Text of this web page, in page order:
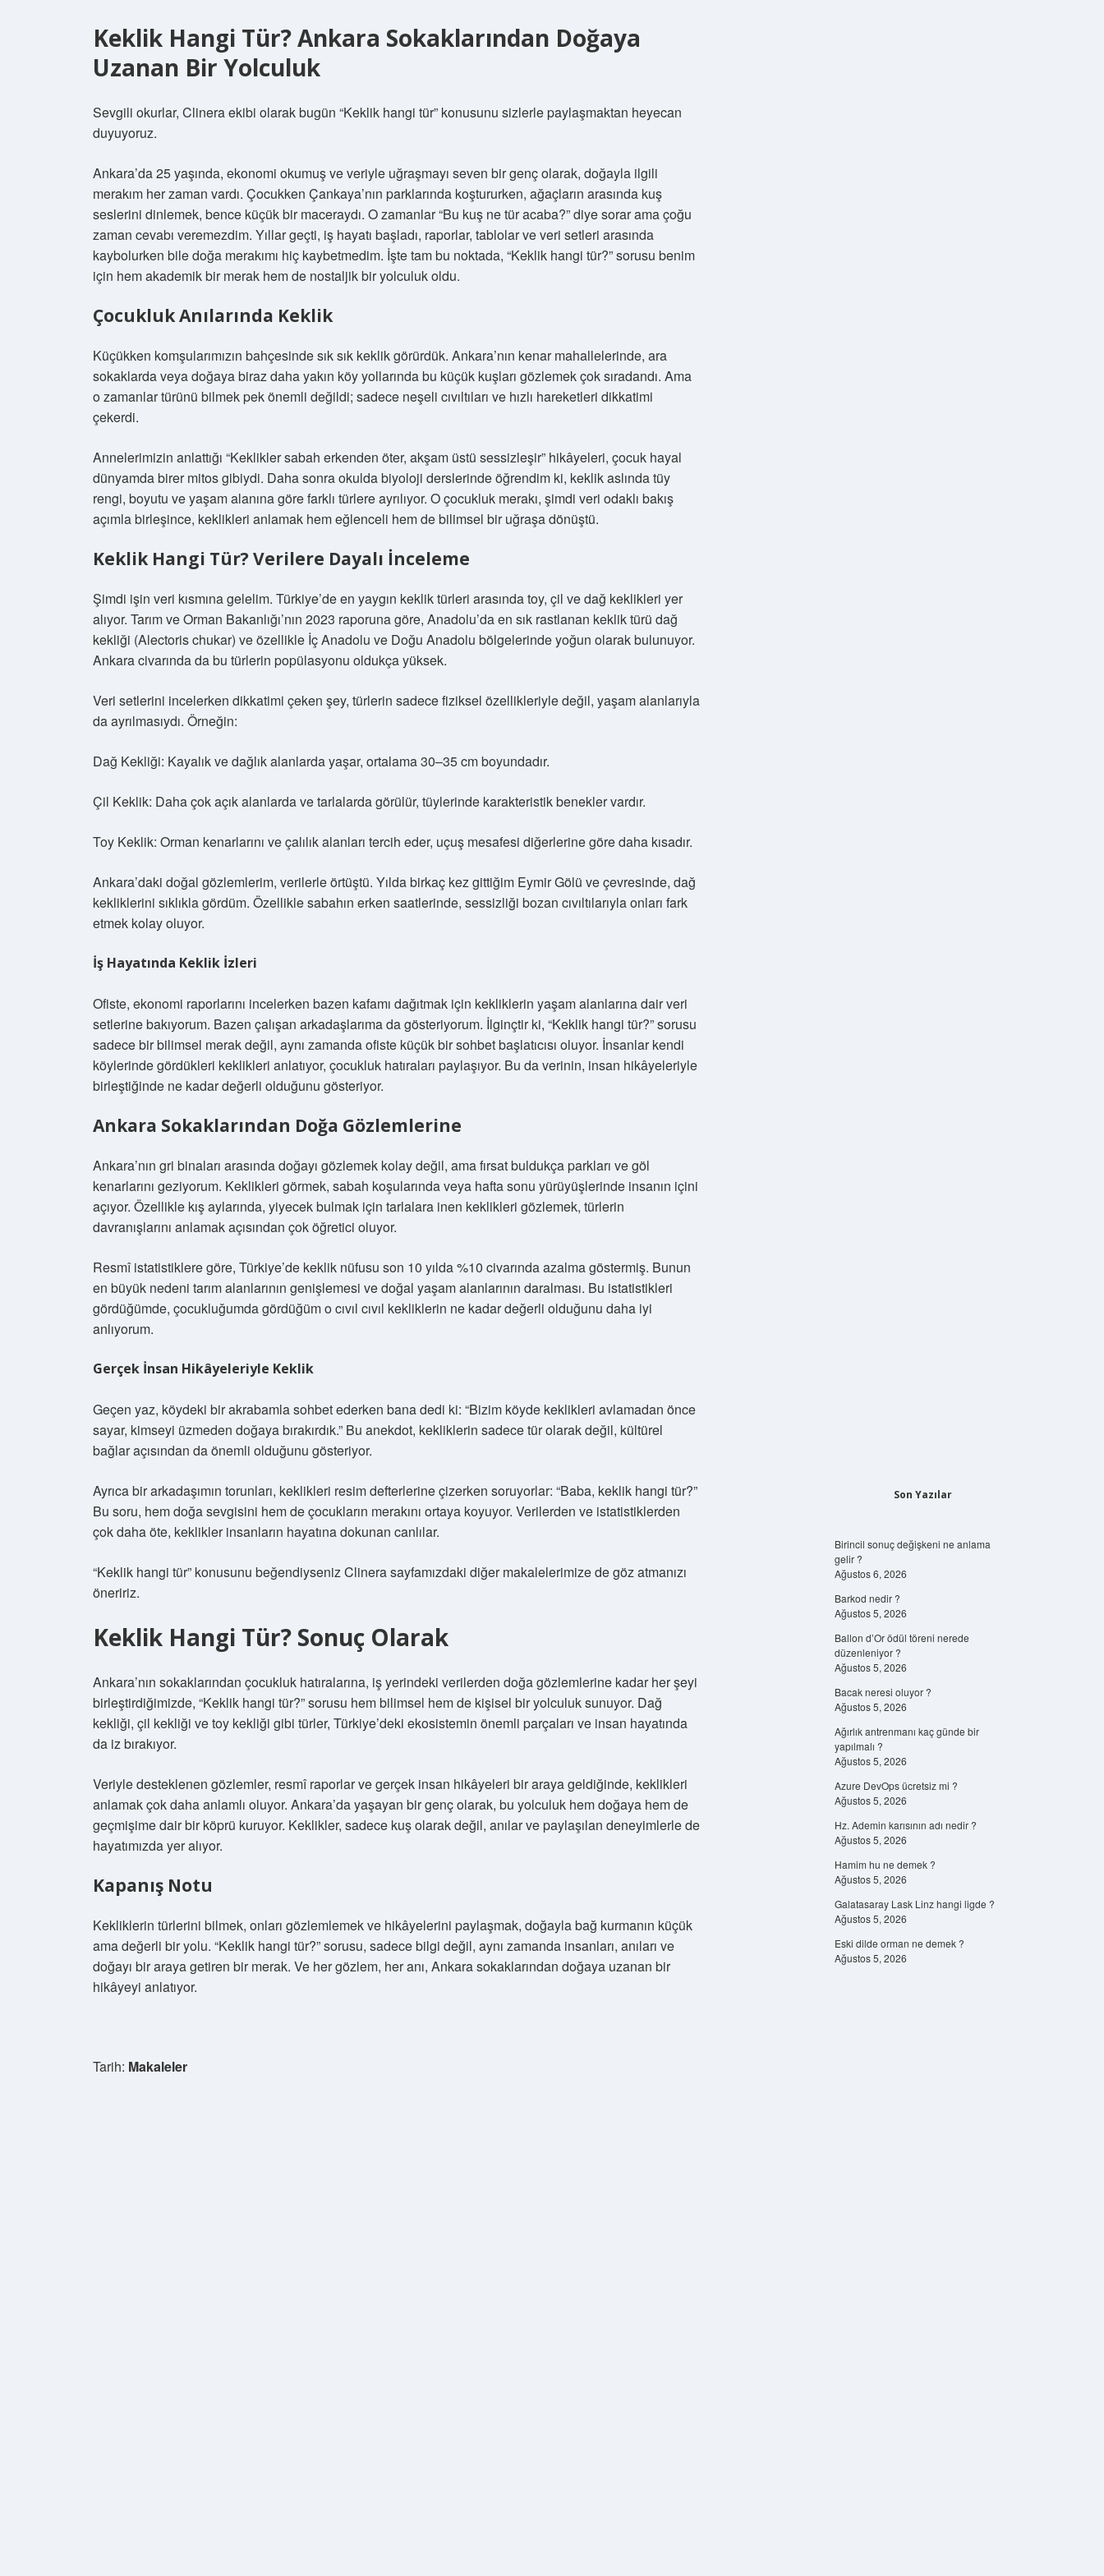
Keklik Hangi Tür? Ankara Sokaklarından Doğaya
Uzanan Bir Yolculuk
Sevgili okurlar, Clinera ekibi olarak bugün “Keklik hangi tür” konusunu sizlerle paylaşmaktan heyecan
duyuyoruz.
Ankara’da 25 yaşında, ekonomi okumuş ve veriyle uğraşmayı seven bir genç olarak, doğayla ilgili
merakım her zaman vardı. Çocukken Çankaya’nın parklarında koştururken, ağaçların arasında kuş
seslerini dinlemek, bence küçük bir maceraydı. O zamanlar “Bu kuş ne tür acaba?” diye sorar ama çoğu
zaman cevabı veremezdim. Yıllar geçti, iş hayatı başladı, raporlar, tablolar ve veri setleri arasında
kaybolurken bile doğa merakımı hiç kaybetmedim. İşte tam bu noktada, “Keklik hangi tür?” sorusu benim
için hem akademik bir merak hem de nostaljik bir yolculuk oldu.
Çocukluk Anılarında Keklik
Küçükken komşularımızın bahçesinde sık sık keklik görürdük. Ankara’nın kenar mahallelerinde, ara
sokaklarda veya doğaya biraz daha yakın köy yollarında bu küçük kuşları gözlemek çok sıradandı. Ama
o zamanlar türünü bilmek pek önemli değildi; sadece neşeli cıvıltıları ve hızlı hareketleri dikkatimi
çekerdi.
Annelerimizin anlattığı “Keklikler sabah erkenden öter, akşam üstü sessizleşir” hikâyeleri, çocuk hayal
dünyamda birer mitos gibiydi. Daha sonra okulda biyoloji derslerinde öğrendim ki, keklik aslında tüy
rengi, boyutu ve yaşam alanına göre farklı türlere ayrılıyor. O çocukluk merakı, şimdi veri odaklı bakış
açımla birleşince, keklikleri anlamak hem eğlenceli hem de bilimsel bir uğraşa dönüştü.
Keklik Hangi Tür? Verilere Dayalı İnceleme
Şimdi işin veri kısmına gelelim. Türkiye’de en yaygın keklik türleri arasında toy, çil ve dağ keklikleri yer
alıyor. Tarım ve Orman Bakanlığı’nın 2023 raporuna göre, Anadolu’da en sık rastlanan keklik türü dağ
kekliği (Alectoris chukar) ve özellikle İç Anadolu ve Doğu Anadolu bölgelerinde yoğun olarak bulunuyor.
Ankara civarında da bu türlerin popülasyonu oldukça yüksek.
Veri setlerini incelerken dikkatimi çeken şey, türlerin sadece fiziksel özellikleriyle değil, yaşam alanlarıyla
da ayrılmasıydı. Örneğin:
Dağ Kekliği: Kayalık ve dağlık alanlarda yaşar, ortalama 30–35 cm boyundadır.
Çil Keklik: Daha çok açık alanlarda ve tarlalarda görülür, tüylerinde karakteristik benekler vardır.
Toy Keklik: Orman kenarlarını ve çalılık alanları tercih eder, uçuş mesafesi diğerlerine göre daha kısadır.
Ankara’daki doğal gözlemlerim, verilerle örtüştü. Yılda birkaç kez gittiğim Eymir Gölü ve çevresinde, dağ
kekliklerini sıklıkla gördüm. Özellikle sabahın erken saatlerinde, sessizliği bozan cıvıltılarıyla onları fark
etmek kolay oluyor.
İş Hayatında Keklik İzleri
Ofiste, ekonomi raporlarını incelerken bazen kafamı dağıtmak için kekliklerin yaşam alanlarına dair veri
setlerine bakıyorum. Bazen çalışan arkadaşlarıma da gösteriyorum. İlginçtir ki, “Keklik hangi tür?” sorusu
sadece bir bilimsel merak değil, aynı zamanda ofiste küçük bir sohbet başlatıcısı oluyor. İnsanlar kendi
köylerinde gördükleri keklikleri anlatıyor, çocukluk hatıraları paylaşıyor. Bu da verinin, insan hikâyeleriyle
birleştiğinde ne kadar değerli olduğunu gösteriyor.
Ankara Sokaklarından Doğa Gözlemlerine
Ankara’nın gri binaları arasında doğayı gözlemek kolay değil, ama fırsat buldukça parkları ve göl
kenarlarını geziyorum. Keklikleri görmek, sabah koşularında veya hafta sonu yürüyüşlerinde insanın içini
açıyor. Özellikle kış aylarında, yiyecek bulmak için tarlalara inen keklikleri gözlemek, türlerin
davranışlarını anlamak açısından çok öğretici oluyor.
Resmî istatistiklere göre, Türkiye’de keklik nüfusu son 10 yılda %10 civarında azalma göstermiş. Bunun
en büyük nedeni tarım alanlarının genişlemesi ve doğal yaşam alanlarının daralması. Bu istatistikleri
gördüğümde, çocukluğumda gördüğüm o cıvıl cıvıl kekliklerin ne kadar değerli olduğunu daha iyi
anlıyorum.
Gerçek İnsan Hikâyeleriyle Keklik
Geçen yaz, köydeki bir akrabamla sohbet ederken bana dedi ki: “Bizim köyde keklikleri avlamadan önce
sayar, kimseyi üzmeden doğaya bırakırdık.” Bu anekdot, kekliklerin sadece tür olarak değil, kültürel
bağlar açısından da önemli olduğunu gösteriyor.
Ayrıca bir arkadaşımın torunları, keklikleri resim defterlerine çizerken soruyorlar: “Baba, keklik hangi tür?”
Bu soru, hem doğa sevgisini hem de çocukların merakını ortaya koyuyor. Verilerden ve istatistiklerden
çok daha öte, keklikler insanların hayatına dokunan canlılar.
“Keklik hangi tür” konusunu beğendiyseniz Clinera sayfamızdaki diğer makalelerimize de göz atmanızı
öneririz.
Keklik Hangi Tür? Sonuç Olarak
Ankara’nın sokaklarından çocukluk hatıralarına, iş yerindeki verilerden doğa gözlemlerine kadar her şeyi
birleştirdiğimizde, “Keklik hangi tür?” sorusu hem bilimsel hem de kişisel bir yolculuk sunuyor. Dağ
kekliği, çil kekliği ve toy kekliği gibi türler, Türkiye’deki ekosistemin önemli parçaları ve insan hayatında
da iz bırakıyor.
Veriyle desteklenen gözlemler, resmî raporlar ve gerçek insan hikâyeleri bir araya geldiğinde, keklikleri
anlamak çok daha anlamlı oluyor. Ankara’da yaşayan bir genç olarak, bu yolculuk hem doğaya hem de
geçmişime dair bir köprü kuruyor. Keklikler, sadece kuş olarak değil, anılar ve paylaşılan deneyimlerle de
hayatımızda yer alıyor.
Kapanış Notu
Kekliklerin türlerini bilmek, onları gözlemlemek ve hikâyelerini paylaşmak, doğayla bağ kurmanın küçük
ama değerli bir yolu. “Keklik hangi tür?” sorusu, sadece bilgi değil, aynı zamanda insanları, anıları ve
doğayı bir araya getiren bir merak. Ve her gözlem, her anı, Ankara sokaklarından doğaya uzanan bir
hikâyeyi anlatıyor.
Tarih: Makaleler
Son Yazılar
Birincil sonuç değişkeni ne anlama
gelir ?
Ağustos 6, 2026
Barkod nedir ?
Ağustos 5, 2026
Ballon d’Or ödül töreni nerede
düzenleniyor ?
Ağustos 5, 2026
Bacak neresi oluyor ?
Ağustos 5, 2026
Ağırlık antrenmanı kaç günde bir
yapılmalı ?
Ağustos 5, 2026
Azure DevOps ücretsiz mi ?
Ağustos 5, 2026
Hz. Ademin karısının adı nedir ?
Ağustos 5, 2026
Hamim hu ne demek ?
Ağustos 5, 2026
Galatasaray Lask Linz hangi ligde ?
Ağustos 5, 2026
Eski dilde orman ne demek ?
Ağustos 5, 2026